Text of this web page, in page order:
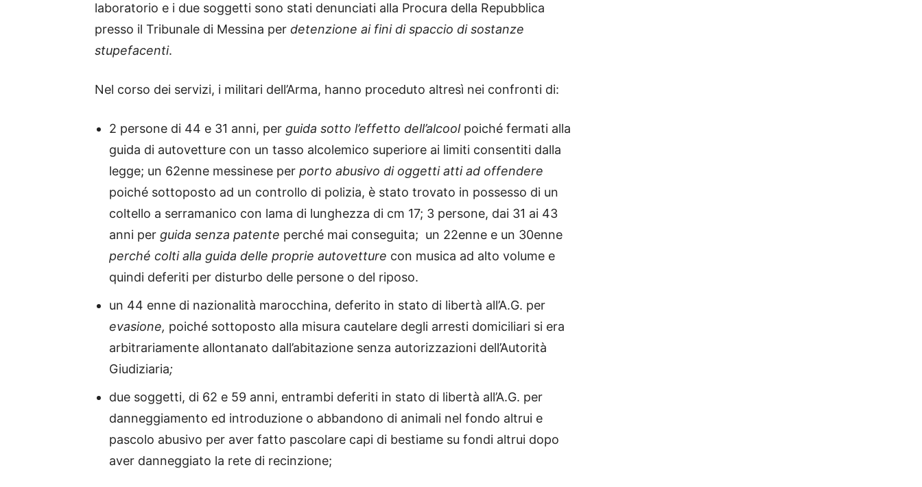
laboratorio e i due soggetti sono stati denunciati alla Procura della Repubblica
presso il Tribunale di Messina per detenzione ai fini di spaccio di sostanze
stupefacenti.
Nel corso dei servizi, i militari dell’Arma, hanno proceduto altresì nei confronti di:
2 persone di 44 e 31 anni, per guida sotto l’effetto dell’alcoolpoiché fermati alla
guida di autovetture con un tasso alcolemico superiore ai limiti consentiti dalla
legge; un 62enne messinese per porto abusivo di oggetti atti ad offendere
poiché sottoposto ad un controllo di polizia, è stato trovato in possesso di un
coltello a serramanico con lama di lunghezza di cm 17; 3 persone, dai 31 ai 43
anni per guida senza patente perché mai conseguita; un 22enne e un 30enne
perché colti alla guida delle proprie autovetture con musica ad alto volume e
quindi deferiti per disturbo delle persone o del riposo.
un 44 enne di nazionalità marocchina, deferito in stato di libertà all’A.G. per
evasione, poiché sottoposto alla misura cautelare degli arresti domiciliari si era
arbitrariamente allontanato dall’abitazione senza autorizzazioni dell’Autorità
Giudiziaria;
due soggetti, di 62 e 59 anni, entrambi deferiti in stato di libertà all’A.G. per
danneggiamento ed introduzione o abbandono di animali nel fondo altrui e
pascolo abusivo per aver fatto pascolare capi di bestiame su fondi altrui dopo
aver danneggiato la rete di recinzione;